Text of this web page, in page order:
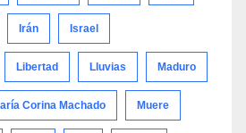
Irán Israel
Libertad Lluvias Maduro
Corina Machado Muere